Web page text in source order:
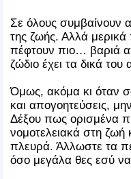
Σε όλους συμβαίνουν
της ζωής. Αλλά
πέφτουν πιο… βαριά
ζώδιο έχει τα δικά
Όμως, ακόμα κι όταν
και απογοητεύσεις,
Δέξου πως ορισμένα
νομοτελειακά στη ζωή
πλευρά. Άλλωστε τα
όσο μεγάλα θες εσύ